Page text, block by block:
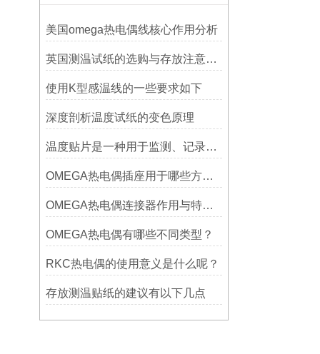
美国omega热电偶线核心作用分析
英国测温试纸的选购与存放注意事项
使用K型感温线的一些要求如下
深度剖析温度试纸的变色原理
温度贴片是一种用于监测、记录或指示温度变化的工具
OMEGA热电偶插座用于哪些方面？
OMEGA热电偶连接器作用与特点是什么？
OMEGA热电偶有哪些不同类型？
RKC热电偶的使用意义是什么呢？
存放测温贴纸的建议有以下几点